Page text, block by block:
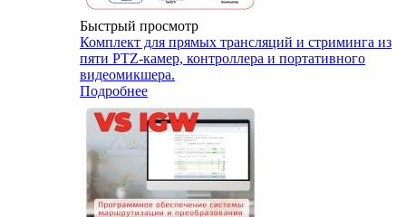
Быстрый просмотр
Комплект для прямых трансляций и стриминга из
пяти PTZ-камер, контроллера и портативного
видеомикшера.
Подробнее